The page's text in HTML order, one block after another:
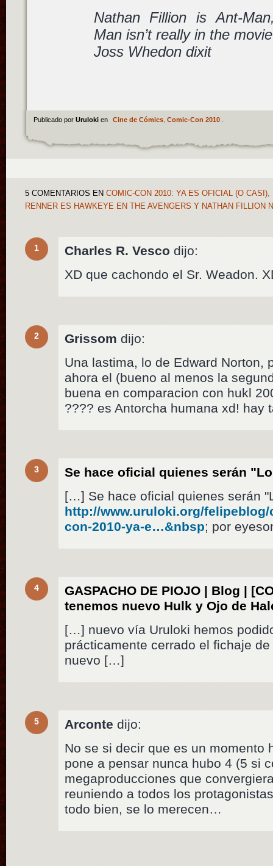
Nathan Fillion is Ant-
Man isn’t really in the
Joss Whedon dixit
Publicado por Uruloki en Cine de Cómics, Comic-Con 2010.
5 COMENTARIOS EN COMIC-CON 2010: YA ES OFICIAL (O
RENNER ES HAWKEYE EN THE AVENGERS Y NATHAN FILLION
1 Charles R. Vesco dijo:
XD que cachondo el Sr. Weadon.
2 Grissom dijo:
Una lastima, lo de Edward Norton,
ahora el (bueno al menos la
buena en comparacion con hukl
???? es Antorcha humana xd! hay
3
Se hace oficial quienes serán
[…] Se hace oficial quienes serán
http://www.uruloki.org/
con-2010-ya-e…&nbsp; por
4
GASPACHO DE PIOJO | Blog |
tenemos nuevo Hulk y Ojo de
[…] nuevo vía Uruloki hemos
prácticamente cerrado el fichaje
nuevo […]
5 Arconte dijo:
No se si decir que es un momento
pone a pensar nunca hubo 4 (5 si
megaproducciones que
reuniendo a todos los
todo bien, se lo merecen…